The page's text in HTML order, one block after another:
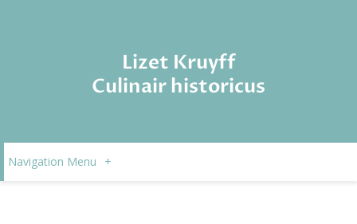
Lizet Kruyff
Culinair historicus
Navigation Menu +